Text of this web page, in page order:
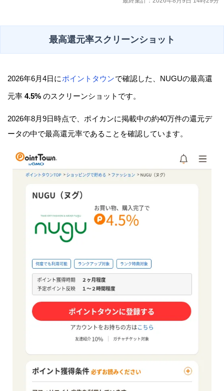
最高還元率スクリーンショット
2026年6月4日に ポイントタウンで確認した、NUGUの最高還
元率 4.5% のスクリーンショットです。
2026年8月9日時点で、ポイカンに掲載中の約40万件の還元デ
ータの中で最高還元率であることを確認しています。